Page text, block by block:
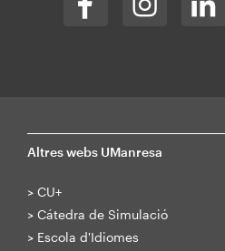
Altres webs UManresa
> CU+
> Cátedra de Simulació
> Escola d'Idiomes